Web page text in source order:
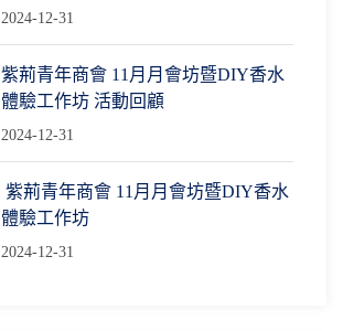
2024-12-31
紫荊青年商會 11月月會坊暨DIY香水
體驗工作坊 活動回顧
2024-12-31
紫荊青年商會 11月月會坊暨DIY香水
體驗工作坊
2024-12-31